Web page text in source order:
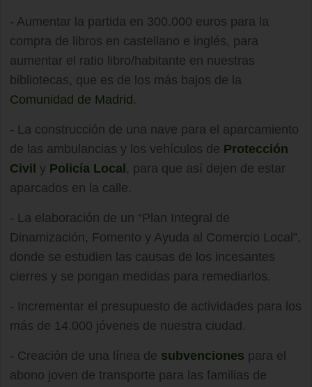
- Aumentar la partida en 300.000 euros para la
compra de libros en castellano e inglés, para
aumentar el ratio libro/habitante en nuestras
bibliotecas, que es de los más bajos de la
Comunidad de Madrid .
- La construcción de una nave para el aparcamiento
de las ambulancias y los vehículos de Protección
Civil y Policía Local , para que así dejen de estar
aparcados en la calle.
- La elaboración de un “Plan Integral de
Dinamización, Fomento y Ayuda al Comercio Local”,
donde se estudien las causas de los incesantes
cierres y se pongan medidas para remediarlos.
- Incrementar el presupuesto de actividades para los
más de 14.000 jóvenes de nuestra ciudad.
- Creación de una línea de subvenciones para el
abono joven de transporte para las familias de